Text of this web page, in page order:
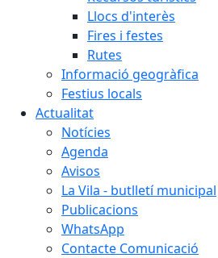
Llocs d'interès
Fires i festes
Rutes
Informació geogràfica
Festius locals
Actualitat
Notícies
Agenda
Avisos
La Vila - butlletí municipal
Publicacions
WhatsApp
Contacte Comunicació